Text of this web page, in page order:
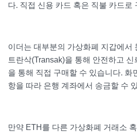
다. 직접 신용 카드 혹은 직불 카드로
이더는 대부분의 가상화폐 지갑에서
트란삭(Transak)을 통해 안전하고
을 통해 직접 구매할 수 있습니다. 화
항을 따라 은행 계좌에서 송금할 수
만약 ETH를 다른 가상화폐 거래소